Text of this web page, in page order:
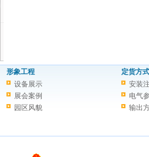
形象工程
设备展示
展会案例
园区风貌
定货方式
安装
电气
输出